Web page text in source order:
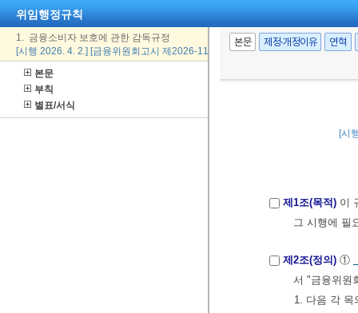
위임행정규칙
1. 금융소비자 보호에 관한 감독규정
[시행 2026. 4. 2.] [금융위원회고시 제2026-11호, 2026. 4. 2., 일부개정]
본문
부칙
별표/서식
본문 제정·개정이유 연혁
[시
제1조(목적) 이
그 시행에 필
제2조(정의) ①
서 "금융위원
1. 다음 각 목